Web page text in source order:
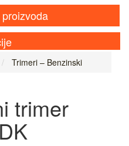
Trimeri – Benzinski
trimer